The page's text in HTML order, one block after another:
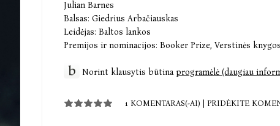
Julian Barnes
Balsas: Giedrius Arbačiauskas
Leidėjas: Baltos lankos
Premijos ir nominacijos: Booker Prize, Verstinės
Norint klausytis būtinaprogramėlė (daugiau
1 KOMENTARAS(-AI) PRIDĖKITE